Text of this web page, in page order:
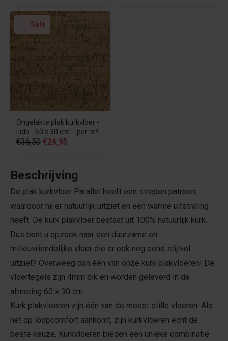
Sale
Ongelakte plak kurkvloer -
Lido - 60 x 30 cm. - per m²
€36,50 €24,95
Beschrijving
De plak kurkvloer Parallel heeft een strepen patroon,
waardoor hij er natuurlijk uitziet en een warme uitstraling
heeft. De kurk plakvloer bestaat uit 100% natuurlijk kurk.
Dus bent u opzoek naar een duurzame en
milieuvriendelijke vloer die er ook nog eens stijlvol
uitziet? Overweeg dan één van onze kurk plakvloeren! De
vloertegels zijn 4mm dik en worden geleverd in de
afmeting 60 x 30 cm.
Kurk plakvloeren zijn één van de meest stille vloeren. Als
het op loopcomfort aankomt, zijn kurkvloeren echt de
beste keuze. Kurkvloeren bieden een unieke combinatie